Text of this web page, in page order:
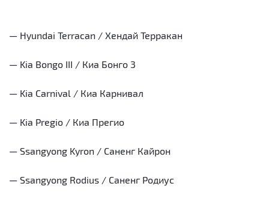
— Hyundai Terracan / Хендай Терракан
— Kia Bongo III / Киа Бонго 3
— Kia Carnival / Киа Карнивал
— Kia Pregio / Киа Прегио
— Ssangyong Kyron / Саненг Кайрон
— Ssangyong Rodius / Саненг Родиус